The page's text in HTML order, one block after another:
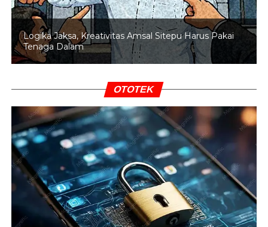
Logika Jaksa, Kreativitas Amsal Sitepu Harus Pakai
Tenaga Dalam
OTOTEK